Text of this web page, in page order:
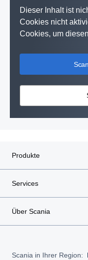
Dieser Inhalt ist
Cookies nicht
Cookies, um
Produkte
Services
Über Scania
Scania in Ihrer Region: